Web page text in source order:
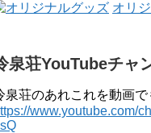
オリ
泉荘YouTubeチャ
泉荘のあれこれを動画
www.youtube.com/